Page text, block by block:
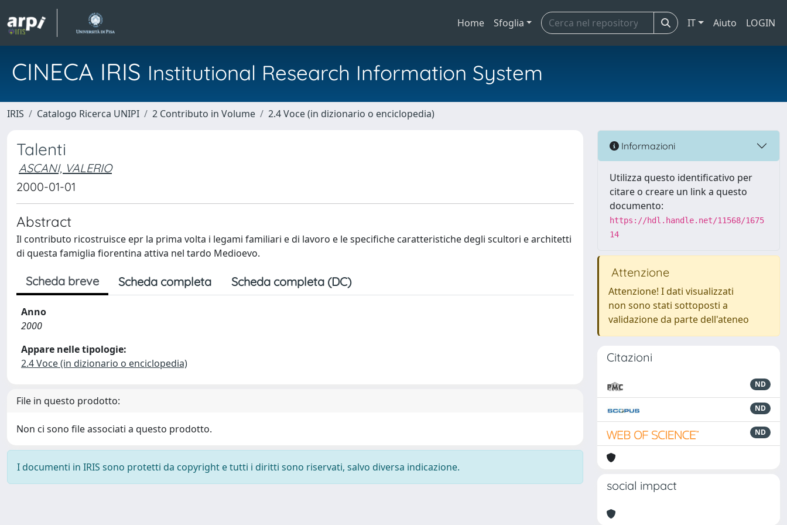
Home Sfoglia IT Aiuto LOGIN
CINECA IRIS Institutional Research Information System
IRIS Catalogo Ricerca UNIPI 2 Contributo in Volume 2.4 Voce (in dizionario o enciclopedia)
Talenti
ASCANI, VALERIO
2000-01-01
Abstract
Il contributo ricostruisce epr la prima volta i legami familiari e di lavoro e le specifiche caratteristiche degli scultori e architetti
di questa famiglia fiorentina attiva nel tardo Medioevo.
Scheda breve Scheda completa Scheda completa (DC)
Anno
2000
Appare nelle tipologie:
2.4 Voce (in dizionario o enciclopedia)
File in questo prodotto:
Non ci sono file associati a questo prodotto.
I documenti in IRIS sono protetti da copyright e tutti i diritti sono riservati, salvo diversa indicazione.
Informazioni
Utilizza questo identificativo per
citare o creare un link a questo
documento:
https://hdl.handle.net/11568/1675
14
Attenzione
Attenzione! I dati visualizzati
non sono stati sottoposti a
validazione da parte dell'ateneo
Citazioni
ND
ND
ND
social impact